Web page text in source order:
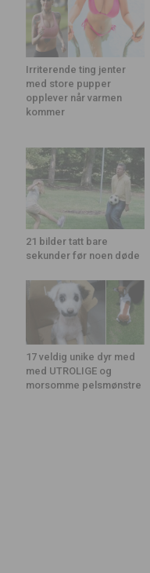
Irriterende ting jenter
med store pupper
opplever når varmen
kommer
21 bilder tatt bare
sekunder før noen døde
17 veldig unike dyr med
med UTROLIGE og
morsomme pelsmønstre